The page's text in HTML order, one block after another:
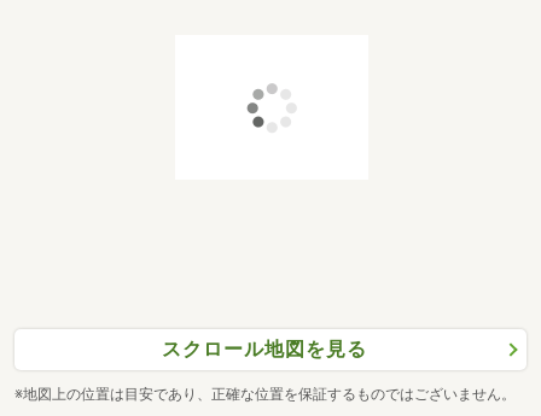
スクロール地図を見る
※地図上の位置は目安であり、正確な位置を保証するものではございません。